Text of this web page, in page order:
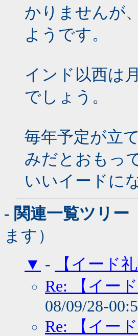
かりませんが
ようです。
インド以西は
でしょう。
毎年予定が立
みだとおもっ
いいイードに
- 関連一覧ツリー
ます）
▼ - 【イード
Re: 【イー
08/09/28-
Re: 【イー